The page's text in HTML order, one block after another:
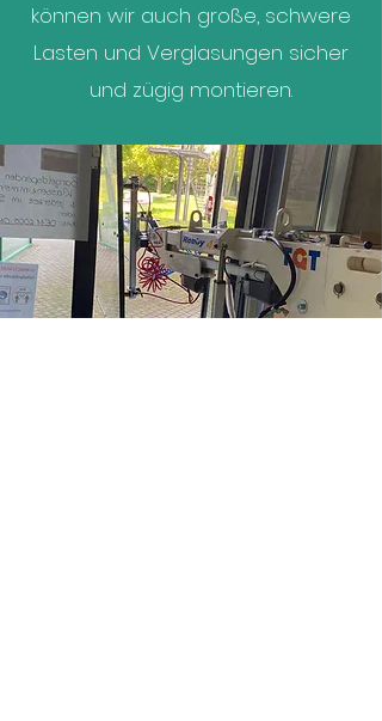
können wir auch große, schwere
Lasten und Verglasungen sicher
und zügig montieren.